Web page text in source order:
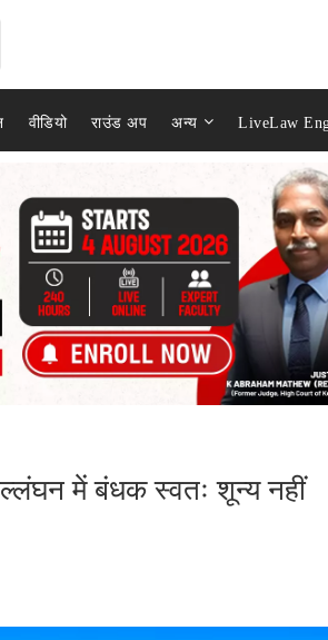
वीडियो राउंड अप अन्य LiveLaw
में बंधक स्वतः शून्य नहीं